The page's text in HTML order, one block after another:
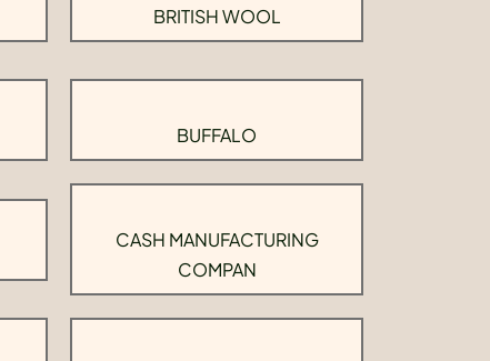
BRITISH WOOL
BUFFALO
CASH MANUFACTURING
COMPAN